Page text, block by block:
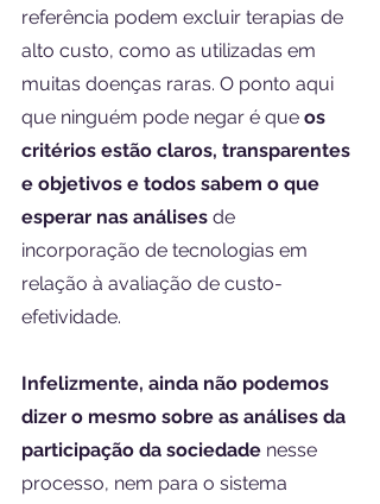
referência podem excluir terapias de
alto custo, como as utilizadas em
muitas doenças raras. O ponto aqui
que ninguém pode negar é que os
critérios estão claros, transparentes
e objetivos e todos sabem o que
esperar nas análises de
incorporação de tecnologias em
relação à avaliação de custo-
efetividade.
Infelizmente, ainda não podemos
dizer o mesmo sobre as análises da
participação da sociedade nesse
processo, nem para o sistema